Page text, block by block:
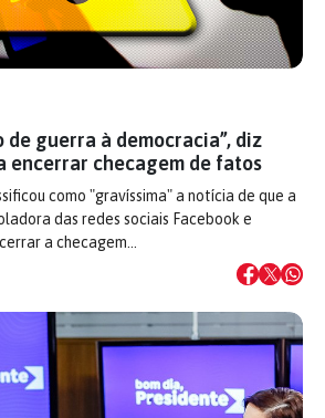
de guerra à democracia”, diz
encerrar checagem de fatos
como "gravíssima" a notícia de que a
das redes sociais Facebook e
a checagem…